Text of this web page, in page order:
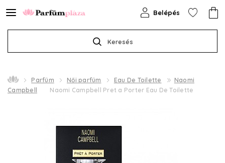
Keresés
Belépés
Parfüm Női parfüm Eau De Toilette
Naomi
Campbell
Naomi Campbell Pret a Porter Eau De Toilette